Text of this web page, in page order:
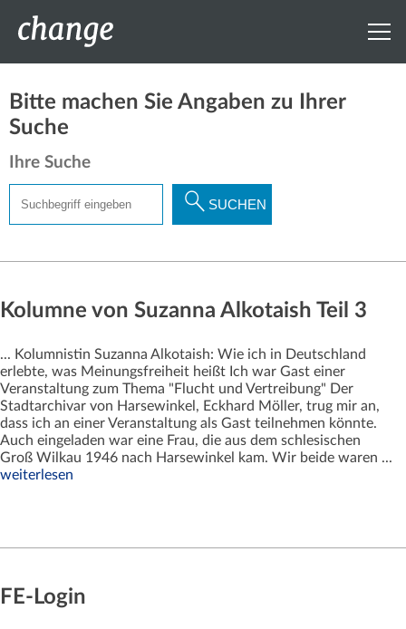
Bitte machen Sie Angaben zu Ihrer
Suche
Ihre Suche
Suchbegriff
eingebenSUCHEN
Kolumne von Suzanna Alkotaish Teil 3
... Kolumnistin Suzanna Alkotaish: Wie ich in Deutschland
erlebte, was Meinungsfreiheit heißt Ich war Gast einer
Veranstaltung zum Thema "Flucht und Vertreibung" Der
Stadtarchivar von Harsewinkel, Eckhard Möller, trug mir an,
dass ich an einer Veranstaltung als Gast teilnehmen könnte.
Auch eingeladen war eine Frau, die aus dem schlesischen
Groß Wilkau 1946 nach Harsewinkel kam. Wir beide waren ...
weiterlesen
FE-Login